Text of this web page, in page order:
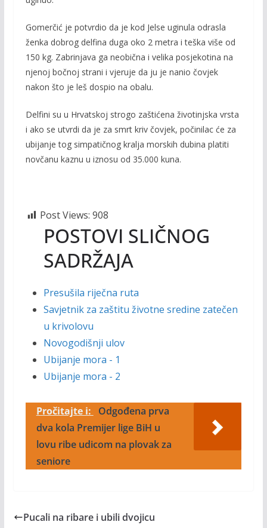
Gomerčić je potvrdio da je kod Jelse uginula odrasla
ženka dobrog delfina duga oko 2 metra i teška više od
150 kg. Zabrinjava ga neobična i velika posjekotina na
njenoj bočnoj strani i vjeruje da ju je nanio čovjek
nakon što je leš dospio na obalu.
Delfini su u Hrvatskoj strogo zaštićena životinjska vrsta
i ako se utvrdi da je za smrt kriv čovjek, počinilac će za
ubijanje tog simpatičnog kralja morskih dubina platiti
novčanu kaznu u iznosu od 35.000 kuna.
Post Views: 908
POSTOVI SLIČNOG
SADRŽAJA
Presušila riječna ruta
Savjetnik za zaštitu životne sredine zatečen
u krivolovu
Novogodišnji ulov
Ubijanje mora - 1
Ubijanje mora - 2
Pročitajte i:
Odgođena prva
dva kola Premijer lige BiH u
lovu ribe udicom na plovak za
seniore
Pucali na ribare i ubili dvojicu